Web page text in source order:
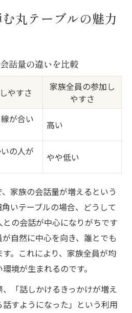
丸テーブルの魅力
話量の違いを比較
やすさ
家族全員の参加し
やすさ
が合い
高い
の人が
やや低い
家族の会話量が増えるという
いテーブルの場合、どうして
の会話が中心になりがちです
自然に中心を向き、誰とでも
。これにより、家族全員が均
境が生まれるのです。
「話しかけるきっかけが増え
すようになった」という利用